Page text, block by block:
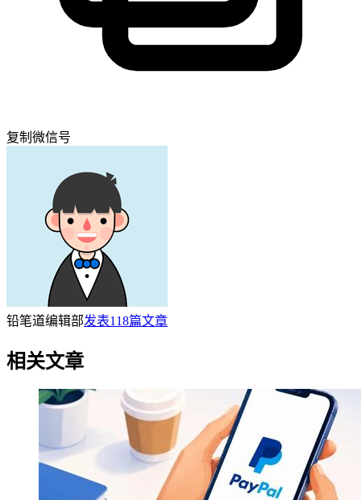
复制微信号
铅笔道编辑部发表118篇文章
相关文章